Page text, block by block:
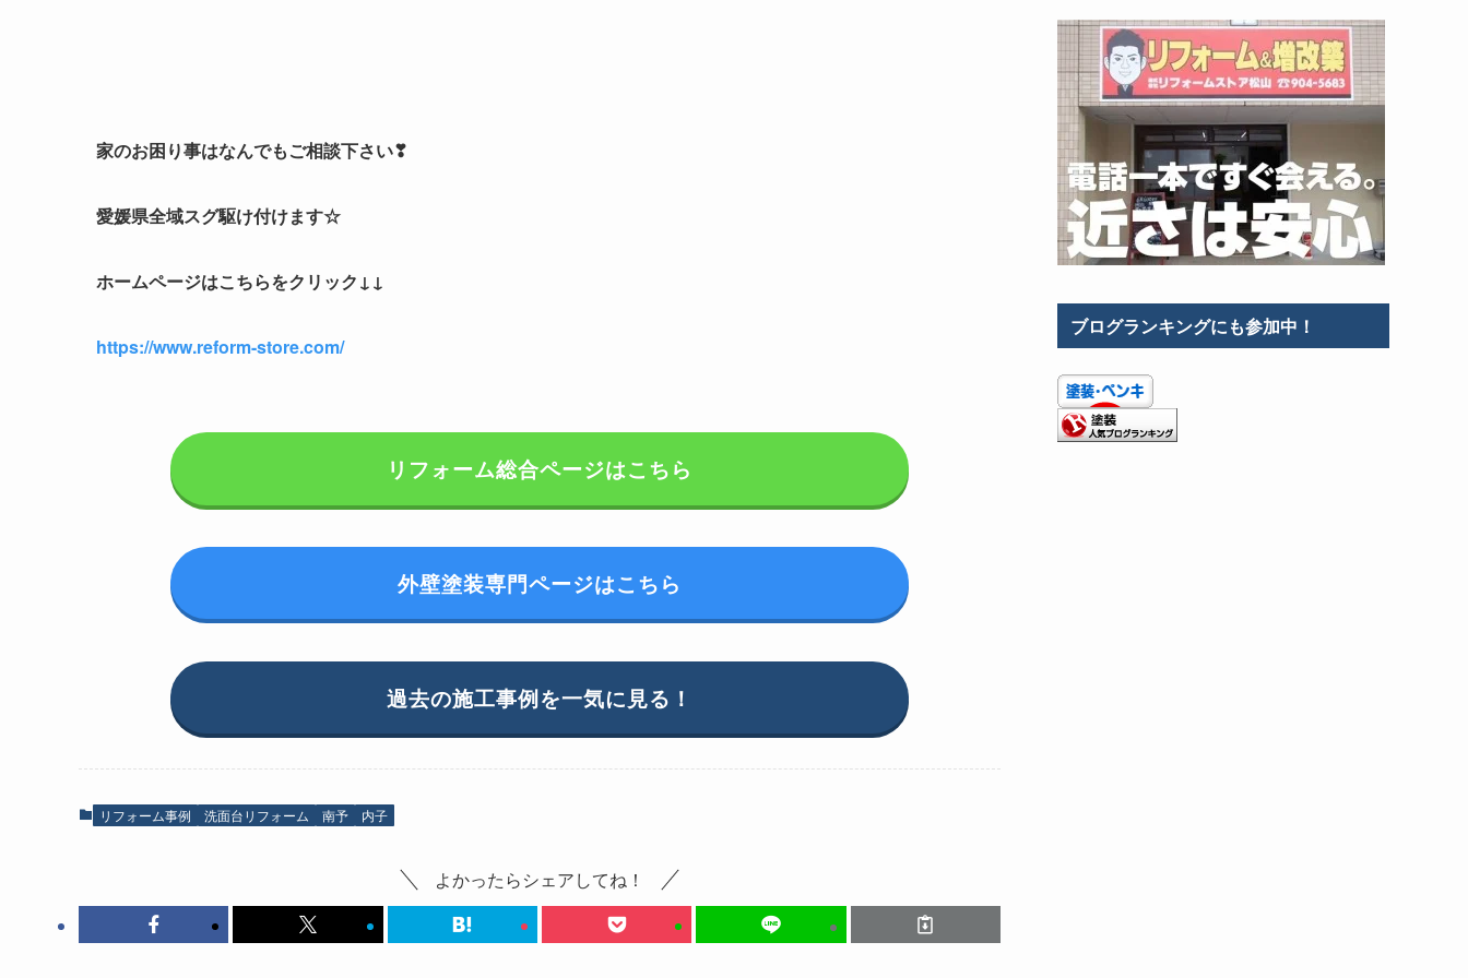
家のお困り事はなんでもご相談下さい❣
愛媛県全域スグ駆け付けます☆
ホームページはこちらをクリック↓↓
https://www.reform-store.com/
リフォーム総合ページはこちら
外壁塗装専門ページはこちら
過去の施工事例を一気に見る！
リフォーム事例 洗面台リフォーム 南予 内子
よかったらシェアしてね！
ブログランキングにも参加中！